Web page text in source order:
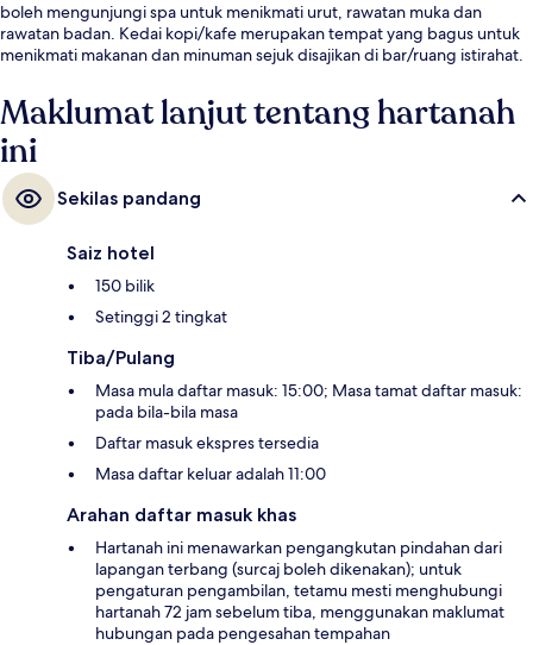
boleh mengunjungi spa untuk menikmati urut, rawatan muka dan
rawatan badan. Kedai kopi/kafe merupakan tempat yang bagus untuk
menikmati makanan dan minuman sejuk disajikan di bar/ruang istirahat.
Maklumat lanjut tentang hartanah
ini
Sekilas pandang
Saiz hotel
150 bilik
Setinggi 2 tingkat
Tiba/Pulang
Masa mula daftar masuk: 15:00; Masa tamat daftar masuk:
pada bila-bila masa
Daftar masuk ekspres tersedia
Masa daftar keluar adalah 11:00
Arahan daftar masuk khas
Hartanah ini menawarkan pengangkutan pindahan dari
lapangan terbang (surcaj boleh dikenakan); untuk
pengaturan pengambilan, tetamu mesti menghubungi
hartanah 72 jam sebelum tiba, menggunakan maklumat
hubungan pada pengesahan tempahan